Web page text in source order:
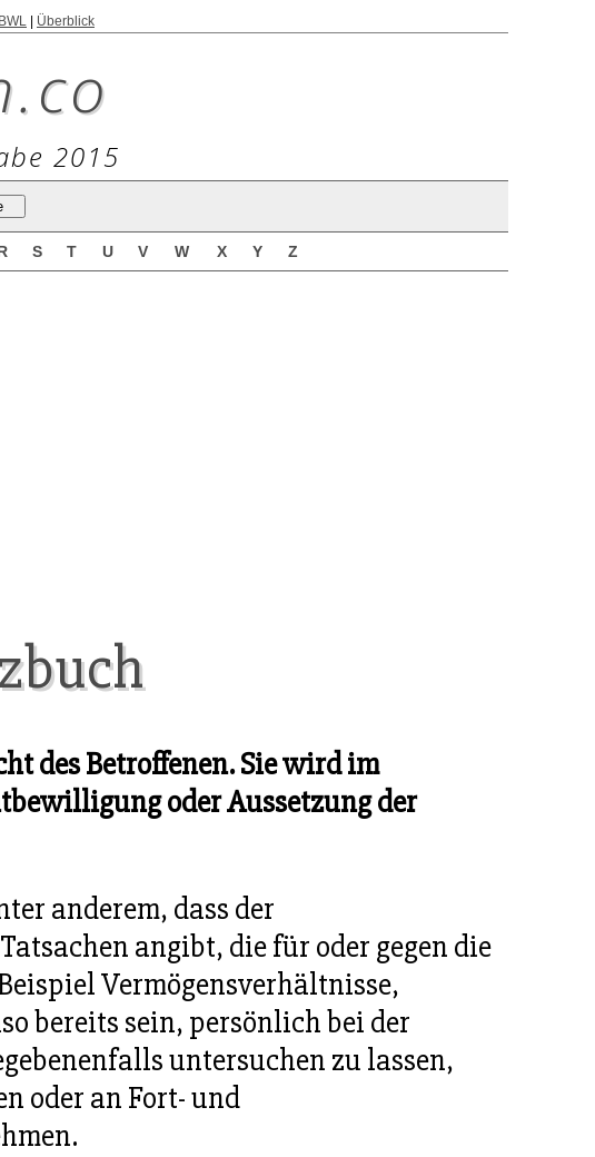
Überblick
2015
S T U V W X Y Z
des Betroffenen. Sie wird im
oder Aussetzung der
anderem, dass der
angibt, die für oder gegen die
Vermögensverhältnisse,
bereits sein, persönlich bei der
untersuchen zu lassen,
oder an Fort- und